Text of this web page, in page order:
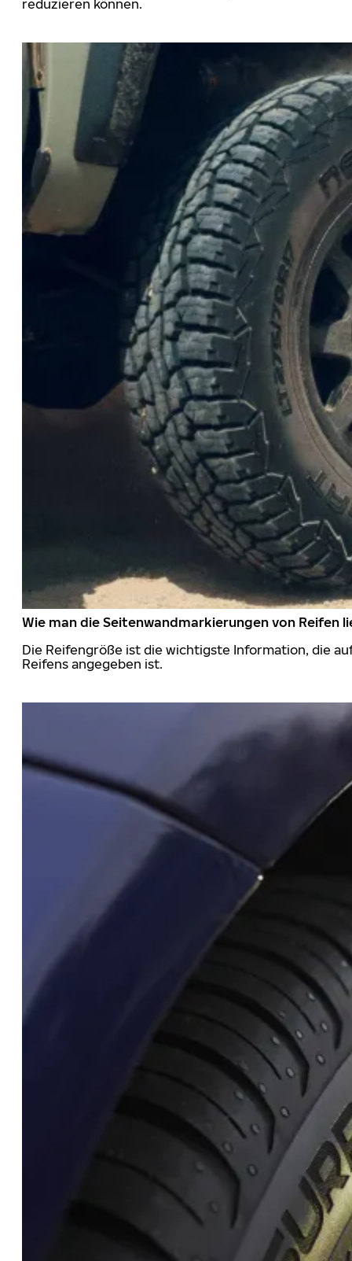
reduzieren können.
Wie man die Seitenwandmarkierungen von Reifen
Die Reifengröße ist die wichtigste Information, die
Reifens angegeben ist.